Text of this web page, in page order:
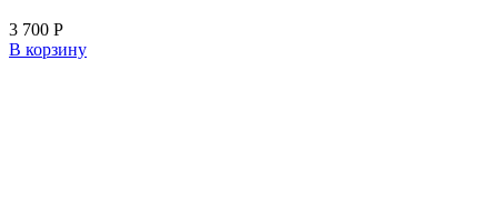
3 700 Р
В корзину